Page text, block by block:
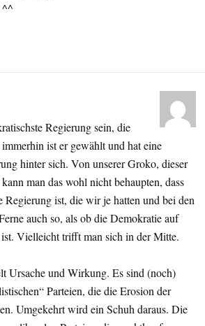
^^
Regierung sein, die
ist er gewählt und hat eine
hinter sich. Von unserer Groko, dieser
man das wohl nicht behaupten, dass
Regierung ist, die wir je hatten und bei den
auch so, als ob die Demokratie auf
Vielleicht trifft man sich in der Mitte.
Ursache und Wirkung. Es sind (noch)
Parteien, die die Erosion der
Umgekehrt wird ein Schuh daraus. Die